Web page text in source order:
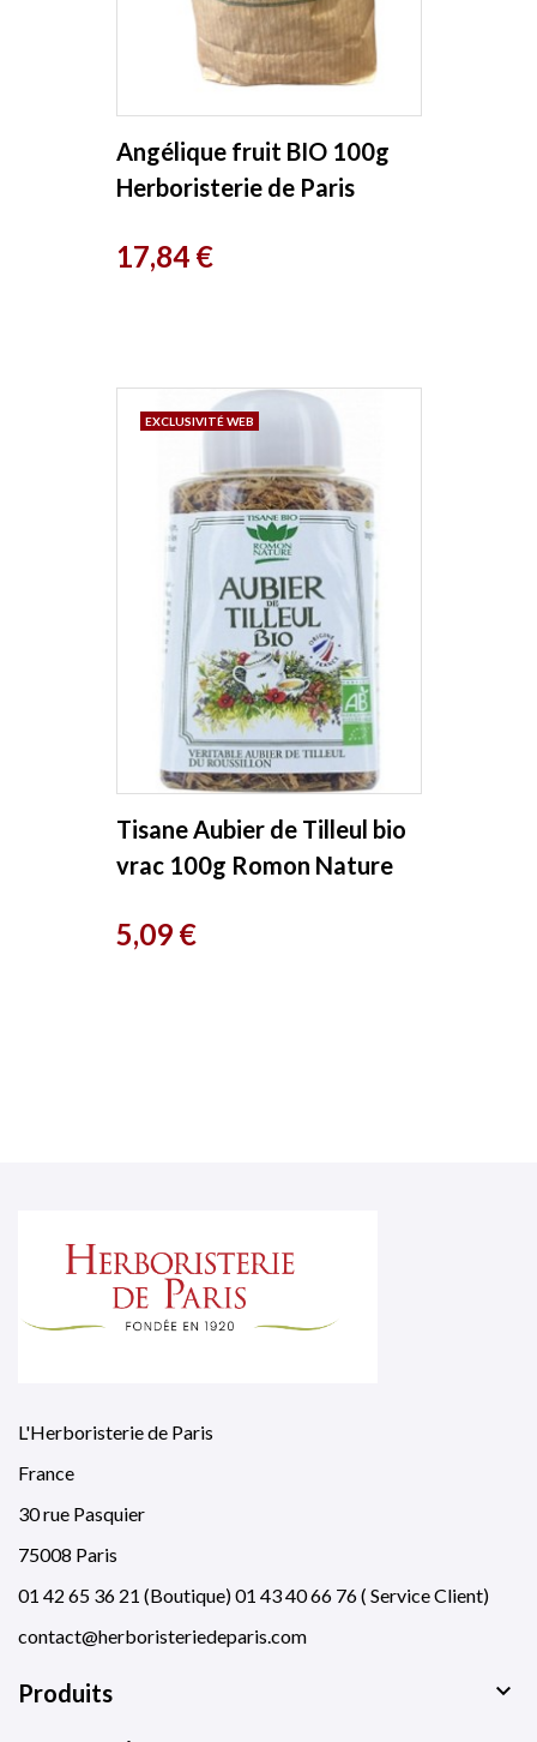
Angélique fruit BIO 100g
Herboristerie de Paris
Prix
17,84 €
Tisane Aubier de Tilleul bio
vrac 100g Romon Nature
Prix
5,09 €
EXCLUSIVITÉ WEB
L'Herboristerie de Paris
France
30 rue Pasquier
75008 Paris
01 42 65 36 21 (Boutique) 01 43 40 66 76 ( Service Client)
contact@herboristeriedeparis.com
Produits 